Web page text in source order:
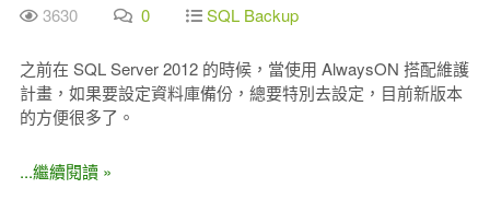
3630 0 SQL Backup
之前在 SQL Server 2012 的時候，當使用 AlwaysON 搭配維護
計畫，如果要設定資料庫備份，總要特別去設定，目前新版本
的方便很多了。
...繼續閱讀 »